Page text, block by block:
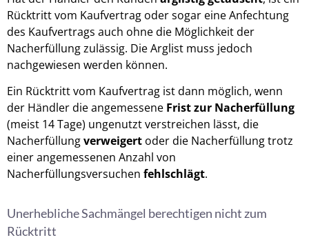
Rücktritt vom Kaufvertrag oder sogar eine Anfechtung
des Kaufvertrags auch ohne die Möglichkeit der
Nacherfüllung zulässig. Die Arglist muss jedoch
nachgewiesen werden können.
Ein Rücktritt vom Kaufvertrag ist dann möglich, wenn
der Händler die angemessene Frist zur Nacherfüllung
(meist 14 Tage) ungenutzt verstreichen lässt, die
Nacherfüllungverweigert oder die Nacherfüllung trotz
einer angemessenen Anzahl von
Nacherfüllungsversuchen fehlschlägt.
Unerhebliche Sachmängel berechtigen nicht zum
Rücktritt